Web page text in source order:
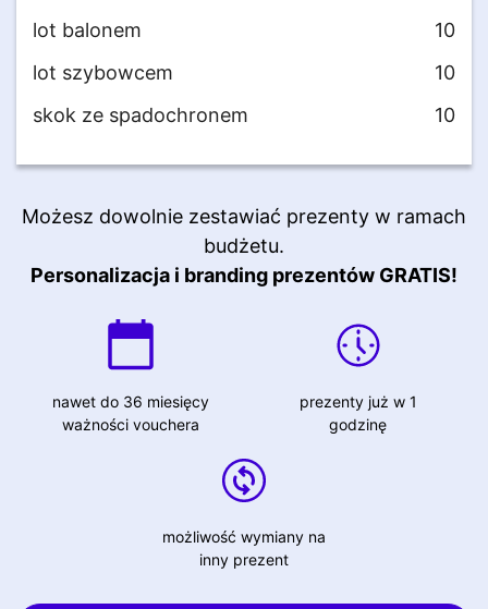
lot balonem
10
lot szybowcem
10
skok ze spadochronem
10
Możesz dowolnie zestawiać prezenty w ramach
budżetu.
Personalizacja i branding prezentów GRATIS!
nawet do 36 miesięcy
ważności vouchera
prezenty już w 1
godzinę
możliwość wymiany na
inny prezent